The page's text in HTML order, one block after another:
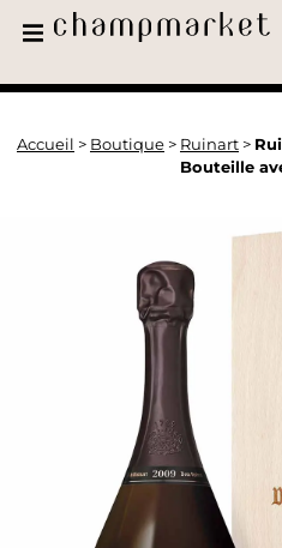
Accueil > Boutique > Ruinart >
Bouteille